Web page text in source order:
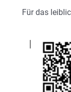
Für das